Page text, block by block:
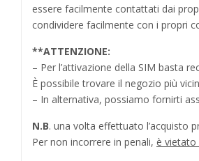
essere facilmente contattati dai
condividere facilmente con i propri
**ATTENZIONE:
– Per l’attivazione della SIM basta
È possibile trovare il negozio più
– In alternativa, possiamo fornirti
N.B. una volta effettuato l’acquisto
Per non incorrere in penali, è vietato